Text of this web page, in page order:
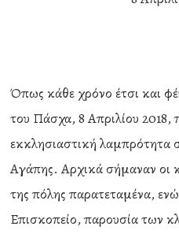
Όπως κάθε χρόνο έτσι και
του Πάσχα, 8 Απριλίου
εκκλησιαστική λαμπρότητα
Αγάπης. Αρχικά σήμαναν οι
της πόλης παρατεταμένα,
Επισκοπείο, παρουσία των